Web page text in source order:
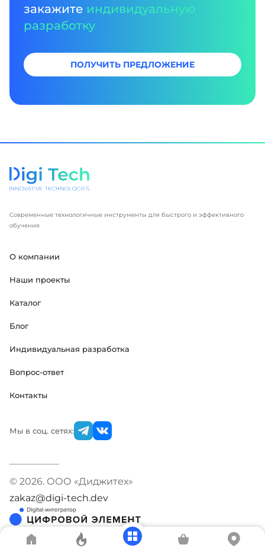
закажите индивидуальную
разработку
ПОЛУЧИТЬ ПРЕДЛОЖЕНИЕ
Современные технологичные инструменты для быстрого и эффективного
обучения
О компании
Наши проекты
Каталог
Блог
Индивидуальная разработка
Вопрос-ответ
Контакты
Мы в соц. сетях:
© 2026. ООО «Диджитех»
zakaz@digi-tech.dev